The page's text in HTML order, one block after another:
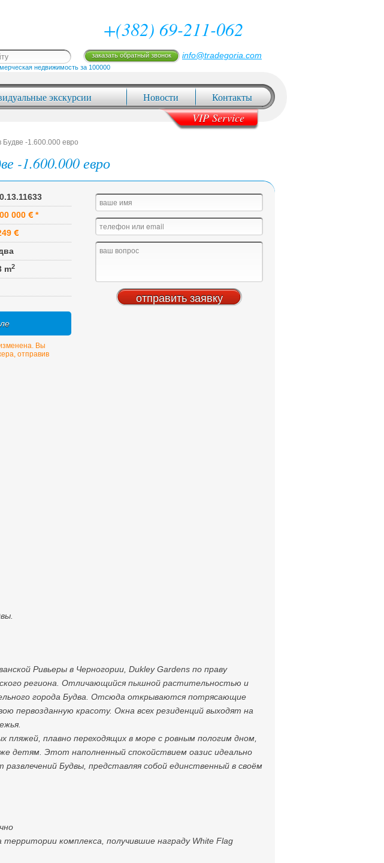
+(382) 69-211-062
недвижимость за 100000
заказать обратный звонок info@tradegoria.com
экскурсии Новости Контакты
VIP Service
-1.600.000 евро
-1.600.000 евро
000 *
m2
Вы
отправив
Ривьеры в Черногории, Dukley Gardens по праву
региона. Отличающийся пышной растительностью и
города Будва. Отсюда открываются потрясающие
первозданную красоту. Окна всех резиденций выходят на
пляжей, плавно переходящих в море с ровным пологим дном,
детям. Этот наполненный спокойствием оазис идеально
Будвы, представляя собой единственный в своём
комплекса, получившие награду White Flag